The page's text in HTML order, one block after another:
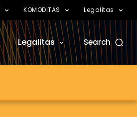
KOMODITAS Legalitas
Legalitas Search